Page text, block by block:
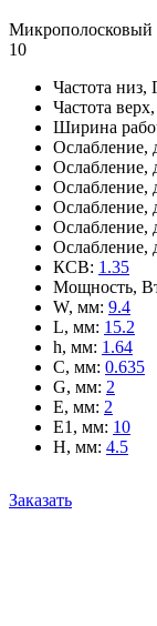
10
Частота низ,
Частота
Ширина
Ослабление,
Ослабление,
Ослабление,
Ослабление,
Ослабление,
Ослабление,
КСВ: 1.35
Мощность,
W, мм: 9.4
L, мм: 15.2
h, мм: 1.64
C, мм: 0.635
G, мм: 2
E, мм: 2
E1, мм: 10
H, мм: 4.5
Заказать